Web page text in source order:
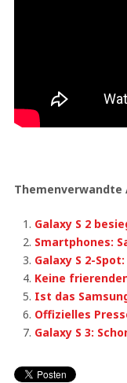
Themenverwandte
Galaxy S 2
Smartphones:
Galaxy S 2-
Keine
Ist das
Offizielles
Galaxy S 3: